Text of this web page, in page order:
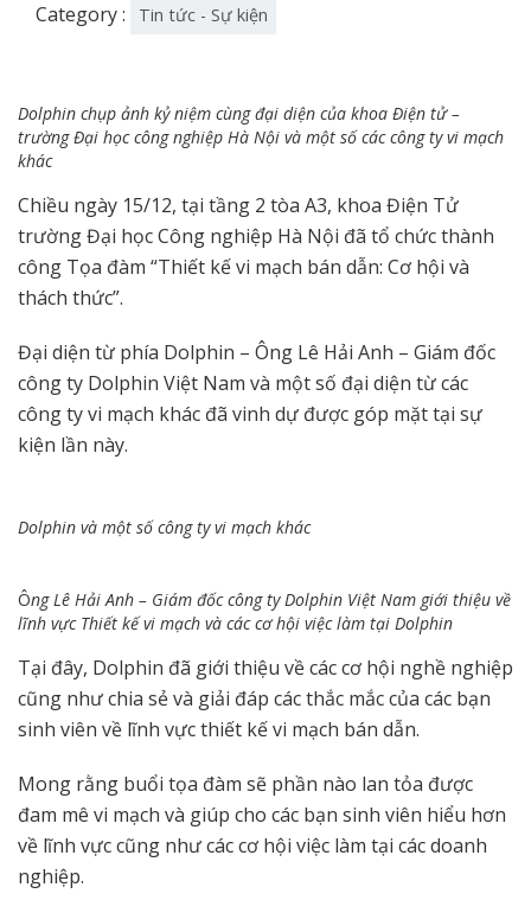
Category : Tin tức - Sự kiện
Dolphin chụp ảnh kỷ niệm cùng đại diện của khoa Điện tử –
trường Đại học công nghiệp Hà Nội và một số các công ty vi mạch
khác
Chiều ngày 15/12, tại tầng 2 tòa A3, khoa Điện Tử
trường Đại học Công nghiệp Hà Nội đã tổ chức thành
công Tọa đàm “Thiết kế vi mạch bán dẫn: Cơ hội và
thách thức”.
Đại diện từ phía Dolphin – Ông Lê Hải Anh – Giám đốc
công ty Dolphin Việt Nam và một số đại diện từ các
công ty vi mạch khác đã vinh dự được góp mặt tại sự
kiện lần này.
Dolphin và một số công ty vi mạch khác
Ông Lê Hải Anh – Giám đốc công ty Dolphin Việt Nam giới thiệu về
lĩnh vực Thiết kế vi mạch và các cơ hội việc làm tại Dolphin
Tại đây, Dolphin đã giới thiệu về các cơ hội nghề nghiệp
cũng như chia sẻ và giải đáp các thắc mắc của các bạn
sinh viên về lĩnh vực thiết kế vi mạch bán dẫn.
Mong rằng buổi tọa đàm sẽ phần nào lan tỏa được
đam mê vi mạch và giúp cho các bạn sinh viên hiểu hơn
về lĩnh vực cũng như các cơ hội việc làm tại các doanh
nghiệp.